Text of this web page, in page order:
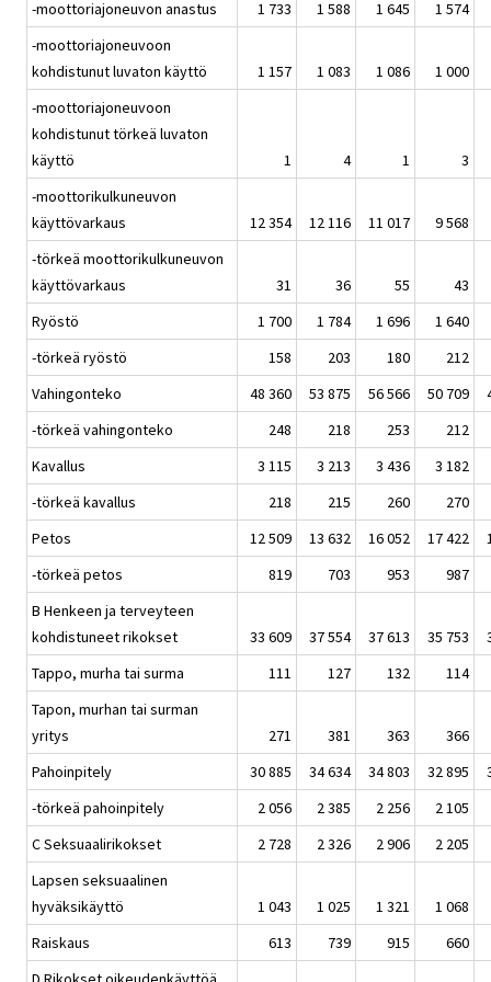
-moottoriajoneuvon anastus
1 733 1 588 1 645
1 574
-moottoriajoneuvoon
kohdistunut luvaton käyttö
1 157 1 083 1 086
1 000
-moottoriajoneuvoon
kohdistunut törkeä luvaton
käyttö
1 4 1
3
-moottorikulkuneuvon
käyttövarkaus
12 354 12 116 11 017
9 568
-törkeä moottorikulkuneuvon
käyttövarkaus
31 36 55
43
Ryöstö
1 700 1 784 1 696
1 640
-törkeä ryöstö
158 203 180
212
Vahingonteko
48 360 53 875 56 566 50 709
-törkeä vahingonteko
248 218 253
212
Kavallus
3 115 3 213 3 436
3 182
-törkeä kavallus
218 215 260
270
Petos
12 509 13 632 16 052 17 422
-törkeä petos
819 703 953
987
B Henkeen ja terveyteen
kohdistuneet rikokset
33 609 37 554 37 613 35 753
Tappo, murha tai surma
111 127 132
114
Tapon, murhan tai surman
yritys
271 381 363
366
Pahoinpitely
30 885 34 634 34 803 32 895
-törkeä pahoinpitely
2 056 2 385 2 256
2 105
C Seksuaalirikokset
2 728 2 326 2 906
2 205
Lapsen seksuaalinen
hyväksikäyttö
1 043 1 025 1 321
1 068
Raiskaus
613 739 915
660